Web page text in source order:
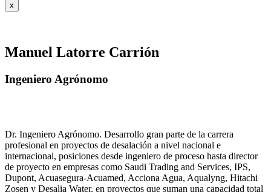
x
Manuel Latorre Carrión
Ingeniero Agrónomo
Dr. Ingeniero Agrónomo. Desarrollo gran parte de la carrera
profesional en proyectos de desalación a nivel nacional e
internacional, posiciones desde ingeniero de proceso hasta director
de proyecto en empresas como Saudi Trading and Services, IPS,
Dupont, Acuasegura-Acuamed, Acciona Agua, Aqualyng, Hitachi
Zosen y Desalia Water, en proyectos que suman una capacidad total